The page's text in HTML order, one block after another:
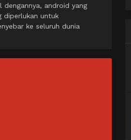
dengannya, android yang
diperlukan untuk
ke seluruh dunia